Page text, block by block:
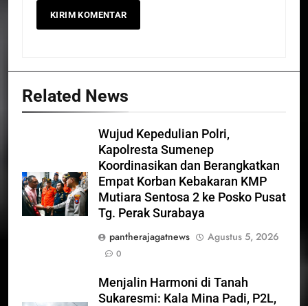
Related News
Wujud Kepedulian Polri,
Kapolresta Sumenep
Koordinasikan dan Berangkatkan
Empat Korban Kebakaran KMP
Mutiara Sentosa 2 ke Posko Pusat
Tg. Perak Surabaya
pantherajagatnews
Agustus 5, 2026
0
Menjalin Harmoni di Tanah
Sukaresmi: Kala Mina Padi, P2L,